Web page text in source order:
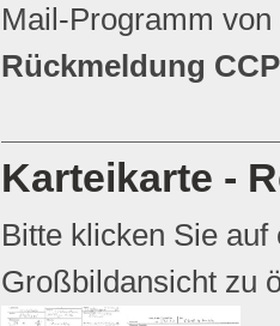
Mail-Programm
Rückmeldung
Karteikarte -
Bitte klicken Sie
Großbildansicht zu